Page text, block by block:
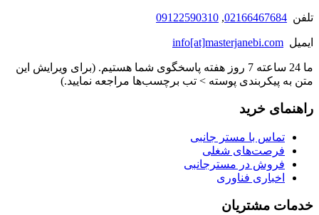
تلفن 02166467684
,
09122590310
ایمیل info[at]masterjanebi.com
ما 24 ساعته 7 روز هفته پاسخگوی شما هستیم. (برای ویرایش این
متن به پیکربندی پوسته > تب برچسب‌ها مراجعه نمایید.)
راهنمای خرید
تماس با مستر جانبی
فرصت‌های شغلی
فروش در مسترجانبی
اخباری فناوری
خدمات مشتریان